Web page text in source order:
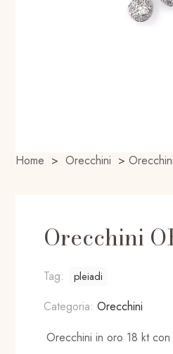
Home > Orecchini >
Orecchini
Tag: pleiadi
Categoria:Orecchini
Orecchini in oro 18 kt con